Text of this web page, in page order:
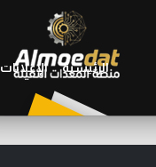
الرئيسية الإعلانات